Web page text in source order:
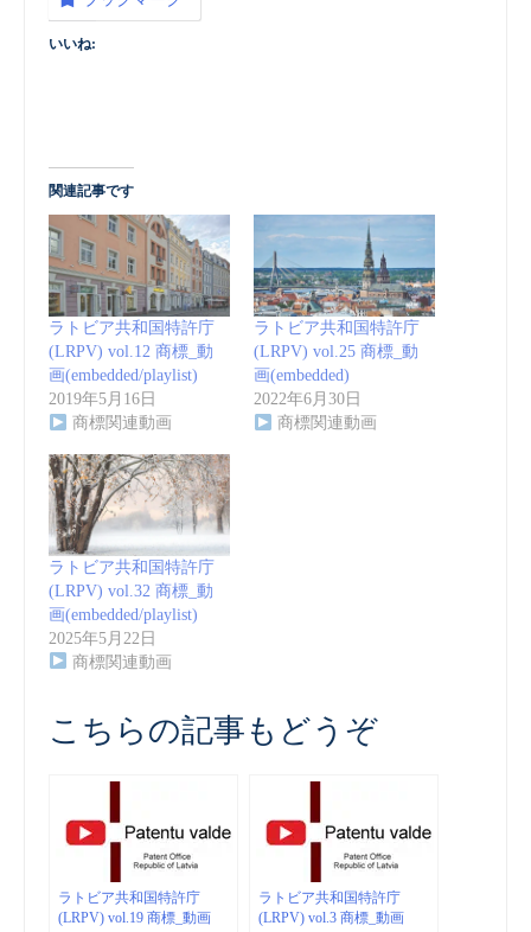
いいね:
関連記事です
ラトビア共和国特許庁
(LRPV) vol.12 商標_動
画(embedded/playlist)
2019年5月16日
商標関連動画
ラトビア共和国特許庁
(LRPV) vol.25 商標_動
画(embedded)
2022年6月30日
商標関連動画
ラトビア共和国特許庁
(LRPV) vol.32 商標_動
画(embedded/playlist)
2025年5月22日
商標関連動画
こちらの記事もどうぞ
ラトビア共和国特許庁
(LRPV) vol.19 商標_動画
ラトビア共和国特許庁
(LRPV) vol.3 商標_動画